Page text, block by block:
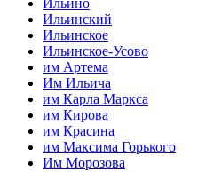
Ильинский
Ильинское
Ильинское-Усово
им Артема
Им Ильича
им Карла Маркса
им Кирова
им Красина
им Максима Горького
Им Морозова